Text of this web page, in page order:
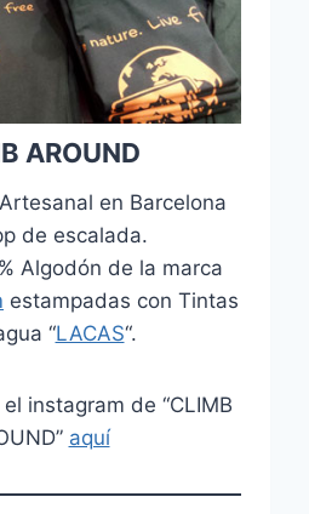
AROUND
en Barcelona
de escalada.
Algodón de la marca
estampadas con Tintas
“LACAS“.
instagram de “CLIMB
aquí